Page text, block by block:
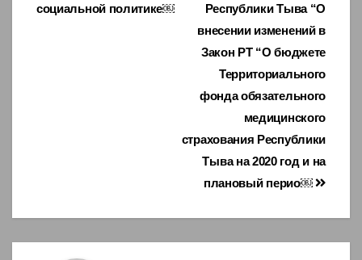
Республики Тыва “О
внесении изменений в
Закон РТ “О бюджете
Территориального
фонда обязательного
медицинского
страхования Республики
Тыва на 2020 год и на
плановый перио￼
социальной политике￼